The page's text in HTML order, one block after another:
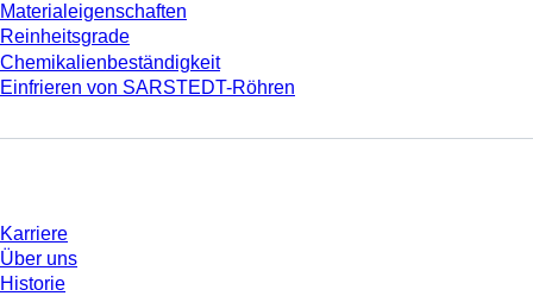
Materialeigenschaften
Reinheitsgrade
Chemikalienbeständigkeit
Einfrieren von SARSTEDT-Röhren
Karriere
Über uns
Historie